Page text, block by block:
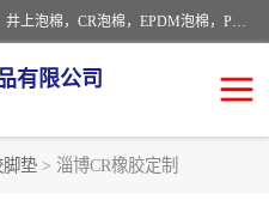
深圳市利源胶粘制品有限公司专业生产，井上泡棉，CR泡棉，EPDM泡棉，PORON泡棉厚度剖切，公差正负0.1mm，硅胶条，脚垫，异形一次成型，雕刻EVA海绵；包装材料:精密仪器、医疗器具、运输时缓冲、防震材料。建筑:住房装潢材料、房屋门窗密封；轻便、强韧性：轻便并且具有较强的韧性，良好的耐油性与耐溶剂性。隔热性：导热性低具有优越的保温性，具有的回弹性。
有限公司
脚垫 > 淄博CR橡胶定制